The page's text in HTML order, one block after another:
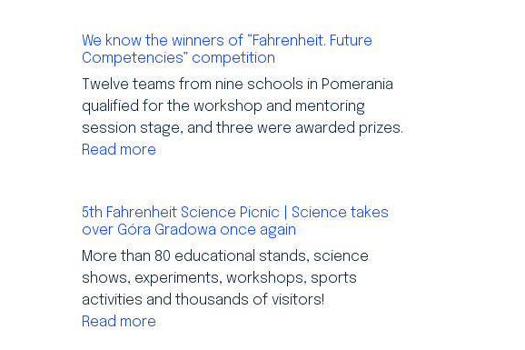
We know the winners of “Fahrenheit. Future
Competencies” competition
Twelve teams from nine schools in Pomerania
qualified for the workshop and mentoring
session stage, and three were awarded prizes.
Read more
5th Fahrenheit Science Picnic | Science takes
over Góra Gradowa once again
More than 80 educational stands, science
shows, experiments, workshops, sports
activities and thousands of visitors!
Read more